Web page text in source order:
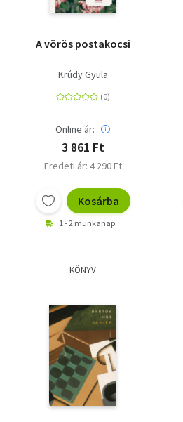
A vörös postakocsi
Krúdy Gyula
Online ár:
3 861 Ft
Eredeti ár: 4 290 Ft
Kosárba
1 - 2 munkanap
KÖNYV